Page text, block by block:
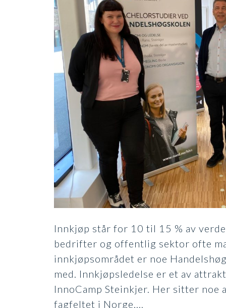
Innkjøp står for 10 til 15 % av
bedrifter og offentlig sektor ofte
innkjøpsområdet er noe
med. Innkjøpsledelse er et av
InnoCamp Steinkjer. Her sitter noe
fagfeltet i Norge,…